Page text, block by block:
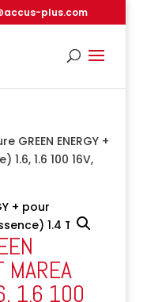
plus.com
GREEN ENERGY +
1.6, 1.6 100 16V,
MAREA
1.6 100